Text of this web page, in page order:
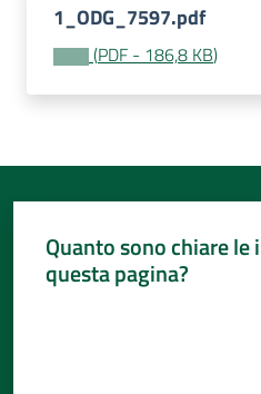
1_ODG_7597.pdf
(PDF - 186,8 KB)
Quanto sono chiare
questa pagina?